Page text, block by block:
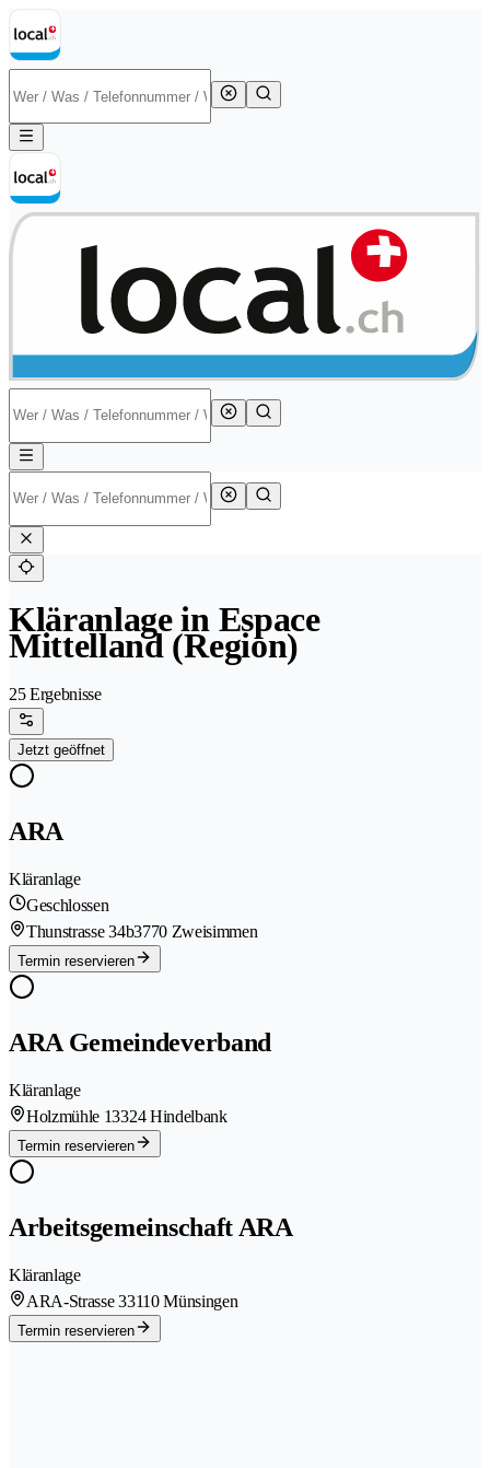
Kläranlage in Espace
Mittelland (Region)
25 Ergebnisse
Jetzt geöffnet
ARA
Kläranlage
Geschlossen
Thunstrasse 34b3770 Zweisimmen
Termin reservieren
ARA Gemeindeverband
Kläranlage
Holzmühle 13324 Hindelbank
Termin reservieren
Arbeitsgemeinschaft ARA
Kläranlage
ARA-Strasse 33110 Münsingen
Termin reservieren